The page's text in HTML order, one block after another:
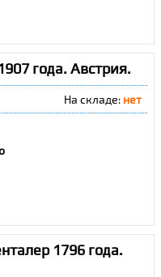
года. Австрия.
На складе: нет
1796 года.